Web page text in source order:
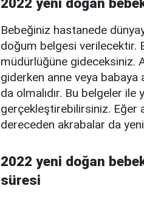
Bebeğiniz hastanede
doğum belgesi verilecektir.
müdürlüğüne gideceksiniz.
giderken anne veya
da olmalıdır. Bu belgeler
gerçekleştirebilirsiniz. Eğer
dereceden akrabalar da
2022 yeni doğan
süresi